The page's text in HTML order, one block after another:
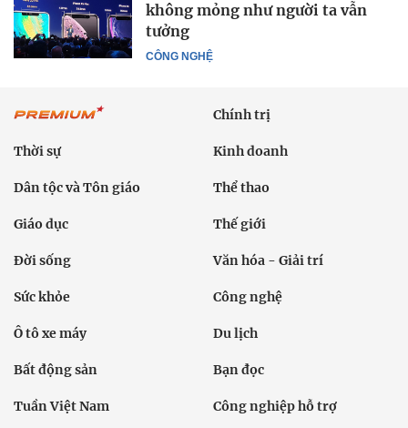
CÔNG NGHỆ
không mỏng như người ta vẫn
tưởng
Chính trị
Thời sự Kinh doanh
Dân tộc và Tôn giáo Thể thao
Giáo dục Thế giới
Đời sống Văn hóa - Giải trí
Sức khỏe Công nghệ
Ô tô xe máy Du lịch
Bất động sản Bạn đọc
Tuần Việt Nam Công nghiệp hỗ trợ